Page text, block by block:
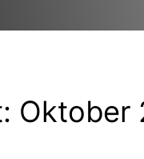
Oktober